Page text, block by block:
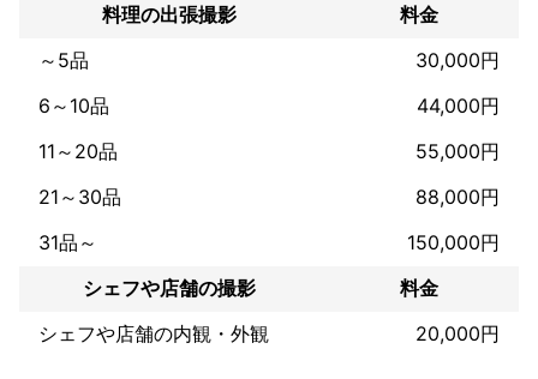
取引先出版社
これまで色々な状況のもとで長年撮影をさせていただいておりま
す。
お客様の状況や環境に合わせて的確な判断のもとご満足いただけ
るよう撮影させていただきます。
料理の出張撮影
料金
～5品
30,000円
6～10品
44,000円
11～20品
55,000円
21～30品
88,000円
31品～
150,000円
シェフや店舗の撮影
料金
シェフや店舗の内観・外観
20,000円